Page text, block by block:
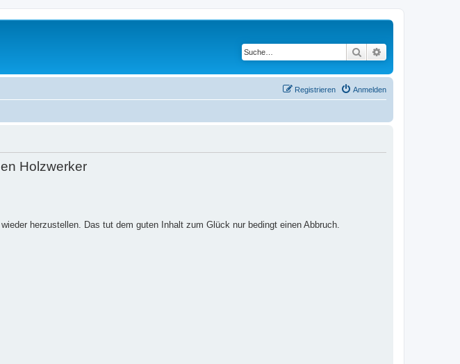
Suche
Anmelden
Registrieren
Holzwerker
herzustellen. Das tut dem guten Inhalt zum Glück nur bedingt einen Abbruch.